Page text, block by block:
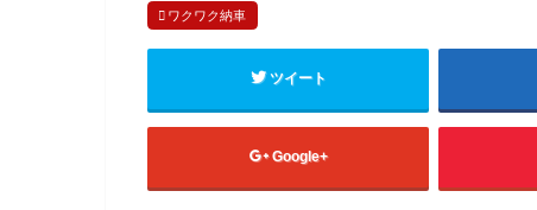
ワクワク納車
ツイート
Google+